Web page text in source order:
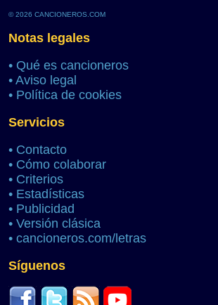
© 2026 CANCIONEROS.COM
Notas legales
• Qué es cancioneros
• Aviso legal
• Política de cookies
Servicios
• Contacto
• Cómo colaborar
• Criterios
• Estadísticas
• Publicidad
• Versión clásica
• cancioneros.com/letras
Síguenos